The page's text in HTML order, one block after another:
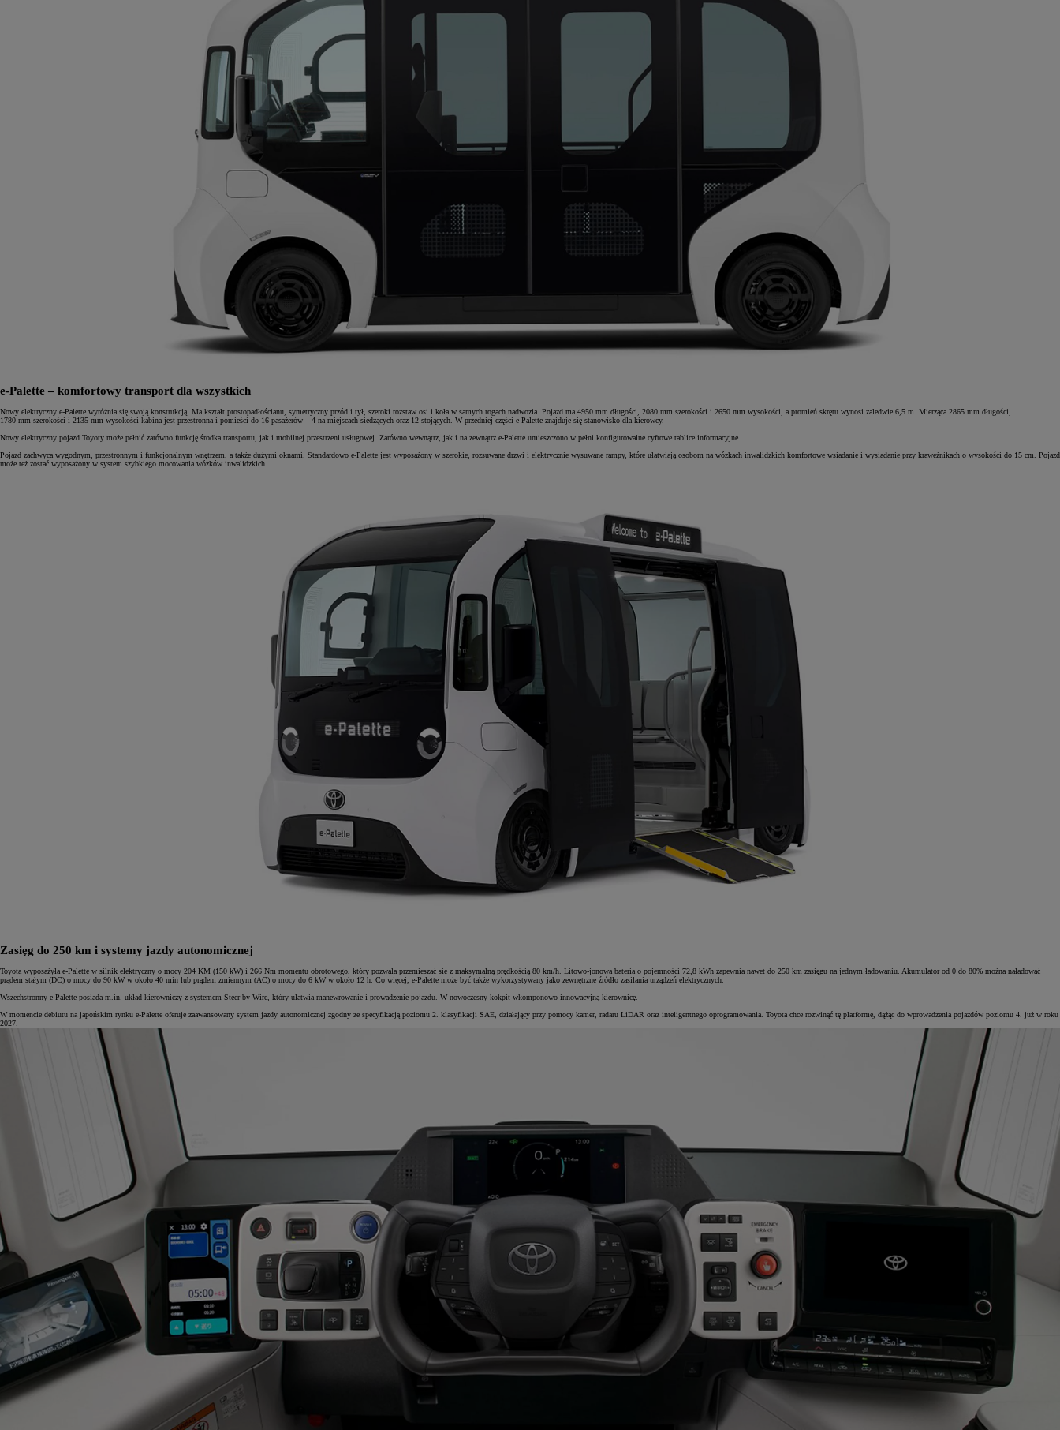
e-Palette – komfortowy transport dla wszystkich
Nowy elektryczny e-Palette wyróżnia się swoją konstrukcją. Ma kształt prostopadłościanu, symetryczny przód i tył, szeroki rozstaw osi i koła w samych rogach nadwozia. Pojazd ma 4950 mm długości, 2080 mm szerokości i 2650 mm wysokości, a promień skrętu wynosi zaledwie 6,5 m. Mierząca 2865 mm długości,
1780 mm szerokości i 2135 mm wysokości kabina jest przestronna i pomieści do 16 pasażerów – 4 na miejscach siedzących oraz 12 stojących. W przedniej części e-Palette znajduje się stanowisko dla kierowcy.
Nowy elektryczny pojazd Toyoty może pełnić zarówno funkcję środka transportu, jak i mobilnej przestrzeni usługowej. Zarówno wewnątrz, jak i na zewnątrz e-Palette umieszczono w pełni konfigurowalne cyfrowe tablice informacyjne.
Pojazd zachwyca wygodnym, przestronnym i funkcjonalnym wnętrzem, a także dużymi oknami. Standardowo e-Palette jest wyposażony w szerokie, rozsuwane drzwi i elektrycznie wysuwane rampy, które ułatwiają osobom na wózkach inwalidzkich komfortowe wsiadanie i wysiadanie przy krawężnikach o wysokości do 15 cm. Pojazd
może też zostać wyposażony w system szybkiego mocowania wózków inwalidzkich.
Zasięg do 250 km i systemy jazdy autonomicznej
Toyota wyposażyła e-Palette w silnik elektryczny o mocy 204 KM (150 kW) i 266 Nm momentu obrotowego, który pozwala przemieszać się z maksymalną prędkością 80 km/h. Litowo-jonowa bateria o pojemności 72,8 kWh zapewnia nawet do 250 km zasięgu na jednym ładowaniu. Akumulator od 0 do 80% można naładować
prądem stałym (DC) o mocy do 90 kW w około 40 min lub prądem zmiennym (AC) o mocy do 6 kW w około 12 h. Co więcej, e-Palette może być także wykorzystywany jako zewnętrzne źródło zasilania urządzeń elektrycznych.
Wszechstronny e-Palette posiada m.in. układ kierowniczy z systemem Steer-by-Wire, który ułatwia manewrowanie i prowadzenie pojazdu. W nowoczesny kokpit wkomponowo innowacyjną kierownicę.
W momencie debiutu na japońskim rynku e-Palette oferuje zaawansowany system jazdy autonomicznej zgodny ze specyfikacją poziomu 2. klasyfikacji SAE, działający przy pomocy kamer, radaru LiDAR oraz inteligentnego oprogramowania. Toyota chce rozwinąć tę platformę, dążąc do wprowadzenia pojazdów poziomu 4. już w roku
2027.